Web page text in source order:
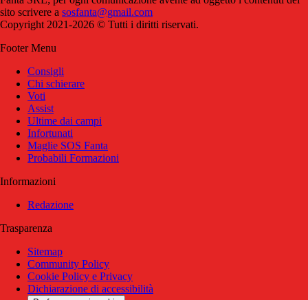
sito scrivere a sosfanta@gmail.com
Copyright 2021-2026 © Tutti i diritti riservati.
Footer Menu
Consigli
Chi schierare
Voti
Assist
Ultime dai campi
Infortunati
Maglie SOS Fanta
Probabili Formazioni
Informazioni
Redazione
Trasparenza
Sitemap
Community Policy
Cookie Policy e Privacy
Dichiarazione di accessibilità